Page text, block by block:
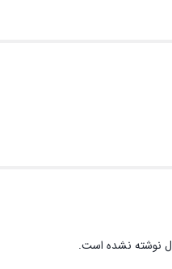
نوشته نشده است.